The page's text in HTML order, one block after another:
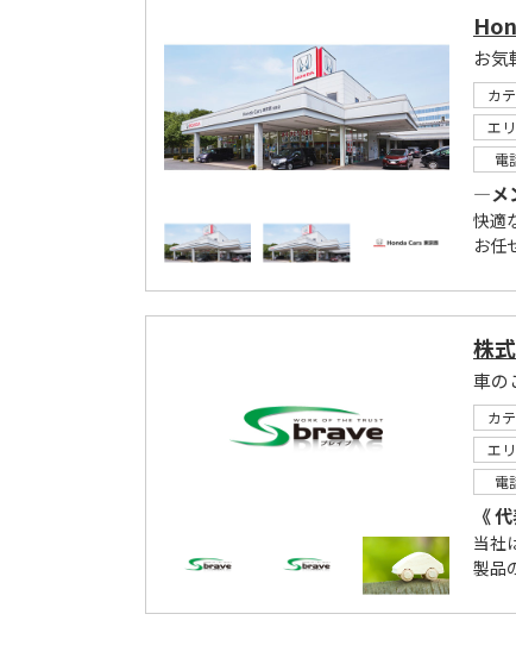
お気
カ
エ
電
―メ
快適
お任
株
車の
カ
エ
電
《
当社
製品